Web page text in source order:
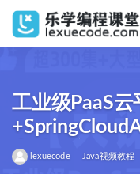
工业级PaaS云
完结无密
lexuecode Java视频教程